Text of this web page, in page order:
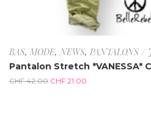
BAS, MODE,NEWS, PANTALONS /
Pantalon Stretch *VANESSA*
CHF42.00 CHF 21.00